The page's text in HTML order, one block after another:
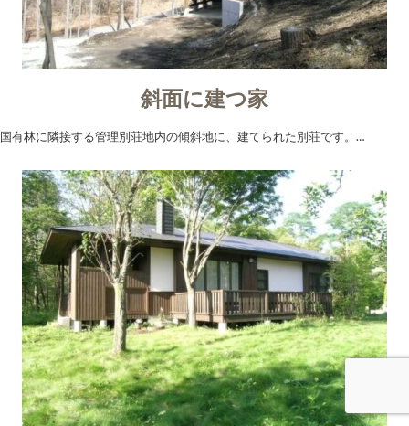
斜面に建つ家
国有林に隣接する管理別荘地内の傾斜地に、建てられた別荘です。…